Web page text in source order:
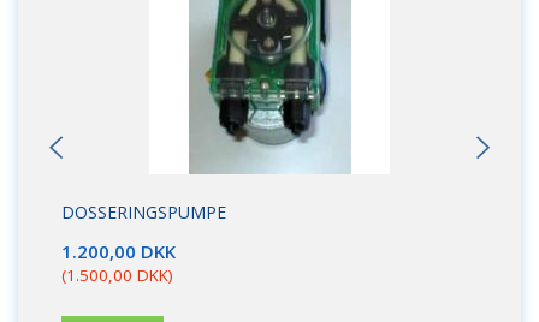
DOSSERINGSPUMPE
1.200,00 DKK
(1.500,00 DKK)